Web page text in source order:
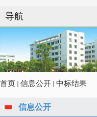
导航
首页 信息公开 中标结果
信息公开